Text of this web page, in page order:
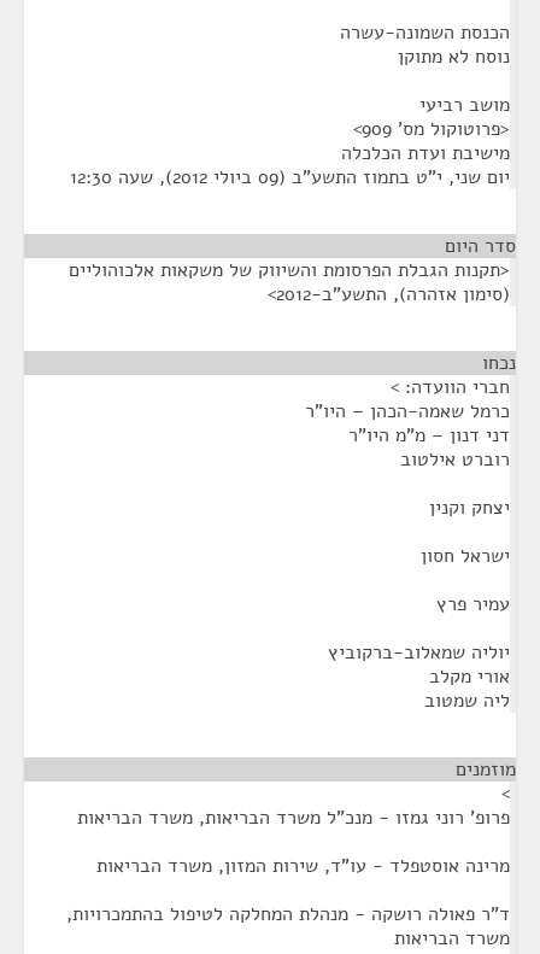
הכנסת השמונה-עשרה
נוסח לא מתוקן
מושב רביעי
<פרוטוקול מס' 909>
מישיבת ועדת הכלכלה
יום שני, י"ט בתמוז התשע"ב (09 ביולי 2012), שעה 12:30
סדר היום
<תקנות הגבלת הפרסומת והשיווק של משקאות אלכוהוליים
(סימון אזהרה), התשע"ב-2012>
נכחו
חברי הוועדה: >
כרמל שאמה-הכהן – היו"ר
דני דנון – מ"מ היו"ר
רוברט אילטוב
יצחק וקנין
ישראל חסון
עמיר פרץ
יוליה שמאלוב-ברקוביץ
אורי מקלב
ליה שמטוב
מוזמנים
>
פרופ' רוני גמזו - מנכ"ל משרד הבריאות, משרד הבריאות
מרינה אוסטפלד - עו"ד, שירות המזון, משרד הבריאות
ד"ר פאולה רושקה - מנהלת המחלקה לטיפול בהתמכרויות,
משרד הבריאות